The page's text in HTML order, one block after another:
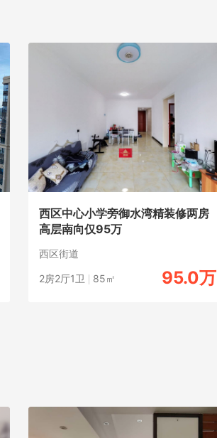
西区中心小学旁御水湾精装修两房
高层南向仅95万
西区街道
2房2厅1卫 85㎡ 95.0万